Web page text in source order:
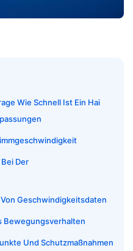
Wie Schnell Ist Ein Hai
Der
Geschwindigkeitsdaten
Bewegungsverhalten
Und Schutzmaßnahmen